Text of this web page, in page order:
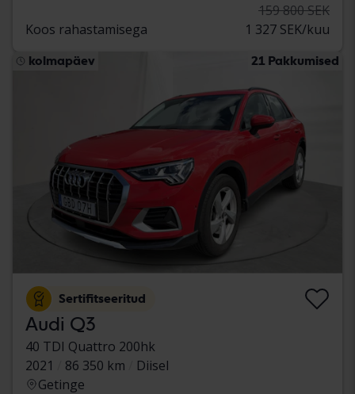
159 800 SEK
Koos rahastamisega
1 327 SEK/kuu
kolmapäev 21 Pakkumised
Sertifitseeritud
Audi Q3
40 TDI Quattro 200hk
2021
86 350 km
Diisel
Getinge